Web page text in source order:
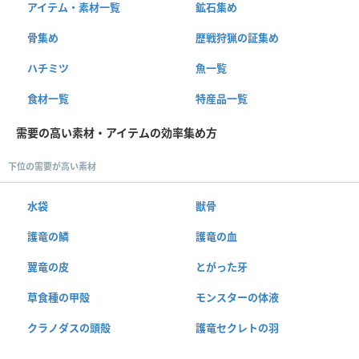
アイテム・素材一覧 鉱石集め
骨集め 歴戦狩猟の証集め
ハチミツ 魚一覧
食材一覧 特産品一覧
需要の高い素材・アイテムの効率集め方
下位の需要が高い素材
水袋 獣骨
護竜の鱗 護竜の血
翼竜の皮 とがった牙
草食種の甲殻 モンスターの体液
クラノダスの頭殻 護竜セクレトの羽